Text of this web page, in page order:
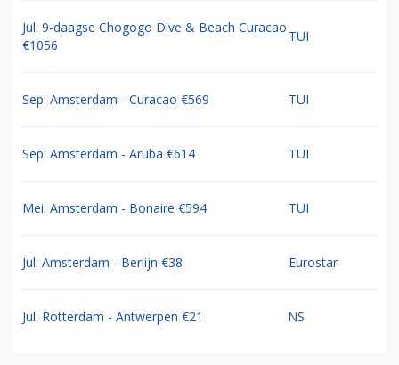
Jul: 9-daagse Chogogo Dive & Beach Curacao
€1056
TUI
Sep: Amsterdam - Curacao €569 TUI
Sep: Amsterdam - Aruba €614 TUI
Mei: Amsterdam - Bonaire €594 TUI
Jul: Amsterdam - Berlijn €38 Eurostar
Jul: Rotterdam - Antwerpen €21 NS